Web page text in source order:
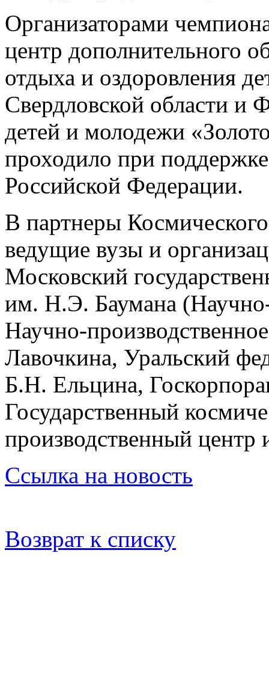
Организаторами
центр дополнительного
отдыха и оздоровления
Свердловской области и
детей и молодежи
проходило при
Российской Федерации.
В партнеры
ведущие вузы и
Московский
им. Н.Э. Баумана (Научно-
Научно-
Лавочкина, Уральский
Б.Н. Ельцина,
Государственный
производственный
Ссылка на новость
Возврат к списку